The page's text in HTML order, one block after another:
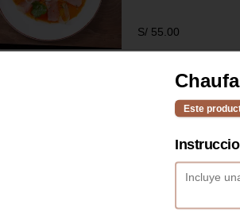
S/ 55.00
Chaufa de
Arroz y pescado
Este